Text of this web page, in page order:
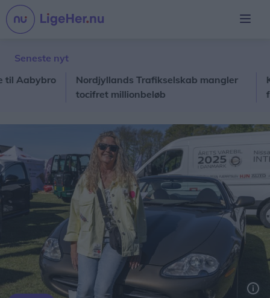
Seneste nyt
Nordjyllands Trafikselskab mangler
tocifret millionbeløb